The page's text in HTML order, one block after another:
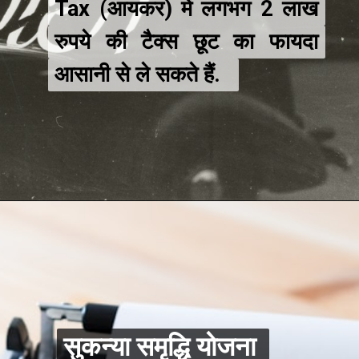
रुपये की टैक्स छूट का फायदा
आसानी से ले सकते हैं.
रुपये की टैक्स छूट का फायदा
आसानी से ले सकते हैं.
सुकन्या समृद्धि योजना
सुकन्या समृद्धि योजना